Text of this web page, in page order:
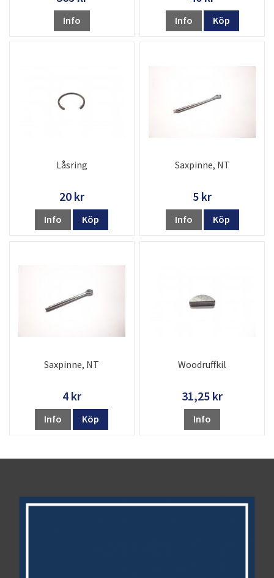
Info Info Köp
Låsring
20 kr
Info Köp
Saxpinne, NT
5 kr
Info Köp
Saxpinne, NT
4 kr
Info Köp
Woodruffkil
31,25 kr
Info